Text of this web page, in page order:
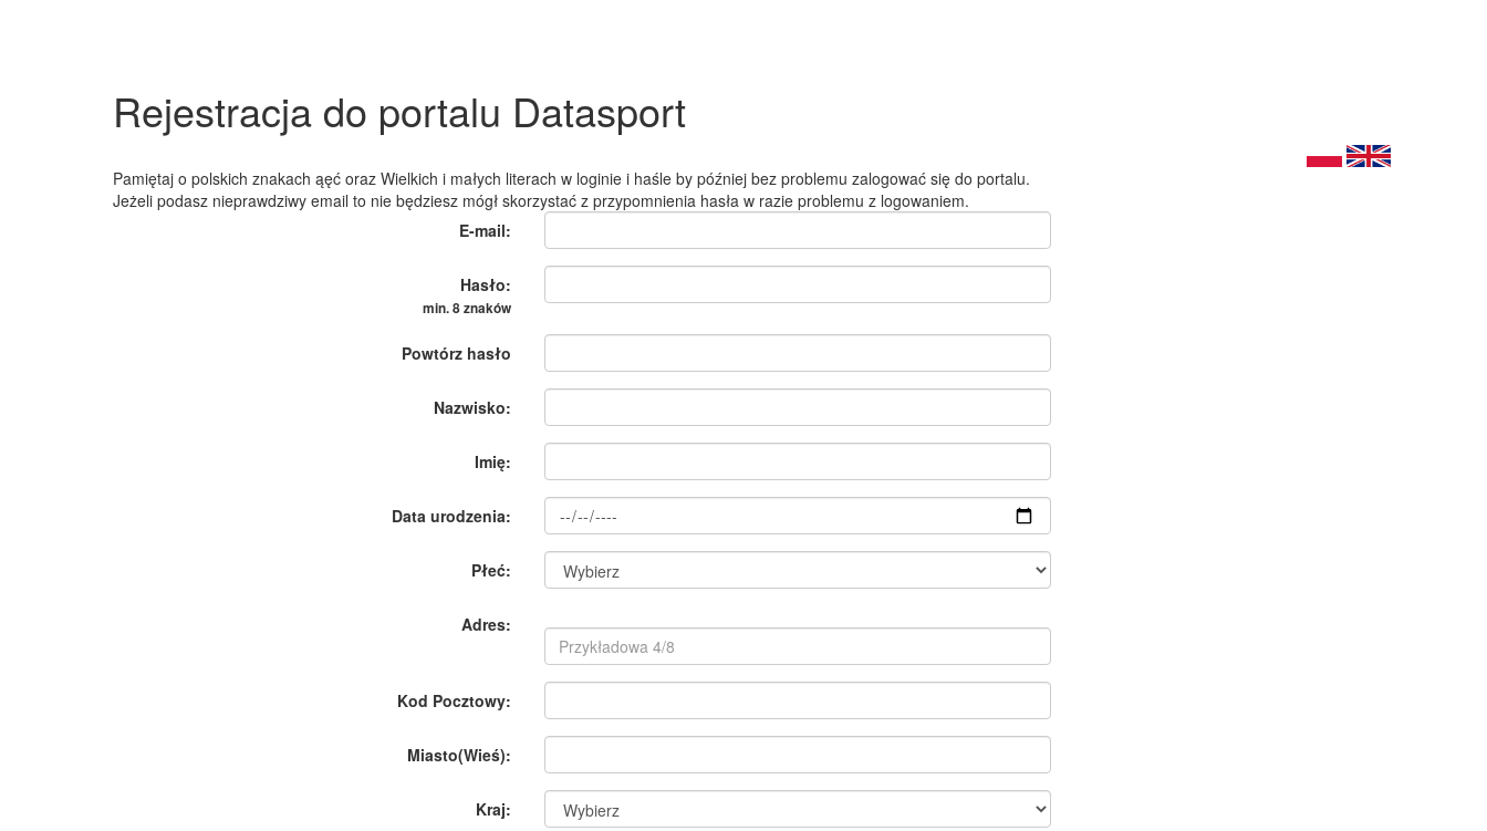
Rejestracja do portalu Datasport
Pamiętaj o polskich znakach ąęć oraz Wielkich i małych literach w loginie i haśle by później bez problemu zalogować się do portalu.
Jeżeli podasz nieprawdziwy email to nie będziesz mógł skorzystać z przypomnienia hasła w razie problemu z logowaniem.
E-mail:
Hasło:
min. 8 znaków
Powtórz hasło
Nazwisko:
Imię:
Data urodzenia:
Płeć:
Adres:
Kod Pocztowy:
Miasto(Wieś):
Kraj: